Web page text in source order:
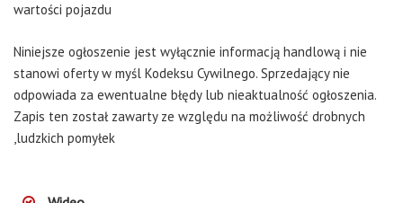
wartości pojazdu
Niniejsze ogłoszenie jest wyłącznie informacją handlową i nie
stanowi oferty w myśl Kodeksu Cywilnego. Sprzedający nie
odpowiada za ewentualne błędy lub nieaktualność ogłoszenia.
Zapis ten został zawarty ze względu na możliwość drobnych
,ludzkich pomyłek